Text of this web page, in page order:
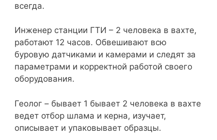
всегда.
Инженер станции ГТИ – 2 человека в вахте,
работают 12 часов. Обвешивают всю
буровую датчиками и камерами и следят за
параметрами и корректной работой своего
оборудования.
Геолог – бывает 1 бывает 2 человека в вахте
ведет отбор шлама и керна, изучает,
описывает и упаковывает образцы.